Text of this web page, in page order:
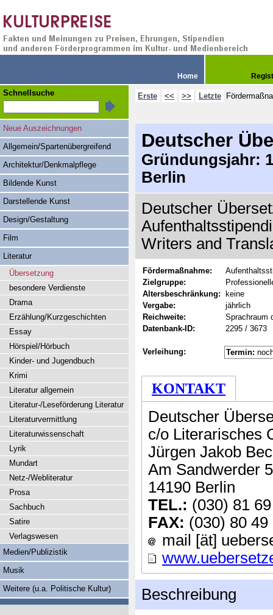
Home
Erste << >> Letzte
Deutscher
Gründungsjahr:
Berlin
Deutscher
Writers and
Fördermaßnahme:
Zielgruppe:
Altersbeschränkung:
keine
Vergabe:
jährlich
Reichweite:
Sprachraum
Datenbank-ID:
2295 / 3673
Verleihung: Termin:
KONTAKT
Deutscher
c/o Literarisches
Jürgen Jakob
Am Sandwerder 5
14190 Berlin
TEL.: (030) 81
FAX: (030) 80 49
mail [ät]
Beschreibung
Schnellsuche
Neue Auszeichnungen
Allgemein/Spartenübergreifend
Architektur/Denkmalpflege
Bildende Kunst
Darstellende Kunst
Design/Gestaltung
Film
Literatur
Übersetzung
besondere Verdienste
Drama
Erzählung/Kurzgeschichten
Essay
Hörspiel/Hörbuch
Kinder- und Jugendbuch
Krimi
Literatur allgemein
Literatur-/Leseförderung Literatur
Literaturvermittlung
Literaturwissenschaft
Lyrik
Mundart
Netz-/Webliteratur
Prosa
Sachbuch
Satire
Verlagswesen
Medien/Publizistik
Musik
Weitere (u.a. Politische Kultur)